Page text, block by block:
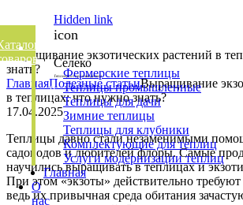
Hidden link
icon
Селеко
Теплицы от производителя
Please
enter
key
search
Фермерские теплицы
Теплицы промышленные
Теплицы для дачи
Зимние теплицы
Теплицы для клубники
Комплектующие для теплиц
Услуги модернизации теплиц
Главная
О
нас
Выращивание экзотических растений в
знать?
ГлавнаяПолезные статьиВыращивание
в теплицах: что нужно знать?
17.04.2025
Теплицы давно стали незаменимыми
садоводов и любителей флоры. Самые
научились выращивать в теплицах и
При этом «экзоты» действительно требуют
ведь их привычная среда обитания